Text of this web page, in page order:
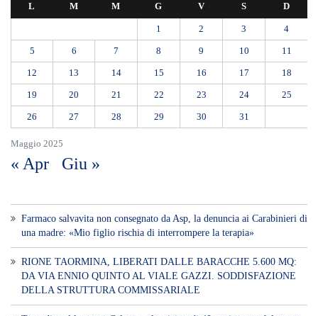
Maggio 2025
L M M G V S D
1 2 3 4
5 6 7 8 9 10 11
12 13 14 15 16 17 18
19 20 21 22 23 24 25
26 27 28 29 30 31
« Apr Giu »
Farmaco salvavita non consegnato da Asp, la denuncia ai Carabinieri di
una madre: «Mio figlio rischia di interrompere la terapia»
RIONE TAORMINA, LIBERATI DALLE BARACCHE 5.600 MQ:
DA VIA ENNIO QUINTO AL VIALE GAZZI. SODDISFAZIONE
DELLA STRUTTURA COMMISSARIALE